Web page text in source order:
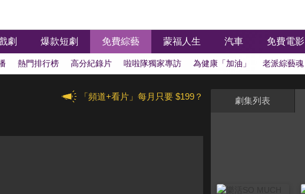
劇 爆款短劇 免費綜藝 蒙福人生 汽車 免費電影
熱門排行榜 高分紀錄片 啦啦隊獨家專訪 為健康「加油」 老派綜藝魂
「頻道+看片」每月只要 $199？ 劇集列表